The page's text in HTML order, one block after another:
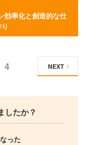
効率化と創造的な仕
4 NEXT
したか？
った